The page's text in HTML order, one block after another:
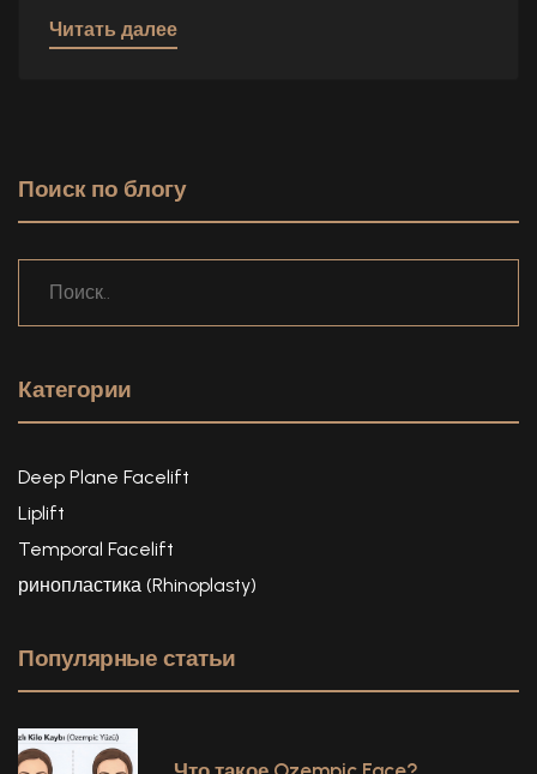
Читать далее
Поиск по блогу
Категории
Deep Plane Facelift
Liplift
Temporal Facelift
ринопластика (Rhinoplasty)
Популярные статьи